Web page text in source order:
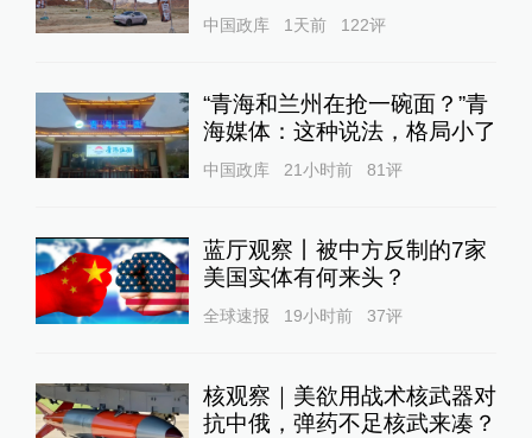
中国政库 1天前 122评
“青海和兰州在抢一碗面？”青
海媒体：这种说法，格局小了
中国政库 21小时前 81评
蓝厅观察丨被中方反制的7家
美国实体有何来头？
全球速报 19小时前 37评
核观察｜美欲用战术核武器对
抗中俄，弹药不足核武来凑？